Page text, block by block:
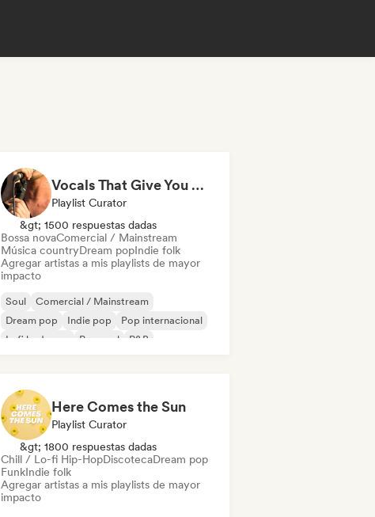
Vocals That Give You Chills
Playlist Curator
&gt; 1500 respuestas dadas
Bossa novaComercial / Mainstream
Música countryDream popIndie folk
Agregar artistas a mis playlists de mayor
impacto
Soul
Comercial / Mainstream
Dream pop
Indie pop
Pop internacional
Lofi bedroom
Pop soul R&B
Here Comes the Sun
Playlist Curator
&gt; 1800 respuestas dadas
Chill / Lo-fi Hip-HopDiscotecaDream pop
FunkIndie folk
Agregar artistas a mis playlists de mayor
impacto